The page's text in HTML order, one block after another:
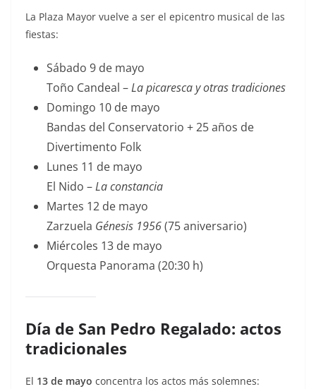
La Plaza Mayor vuelve a ser el epicentro musical de las
fiestas:
Sábado 9 de mayo
Toño Candeal –La picaresca y otras tradiciones
Domingo 10 de mayo
Bandas del Conservatorio + 25 años de
Divertimento Folk
Lunes 11 de mayo
El Nido –La constancia
Martes 12 de mayo
Zarzuela Génesis 1956(75 aniversario)
Miércoles 13 de mayo
Orquesta Panorama (20:30 h)
Día de San Pedro Regalado: actos
tradicionales
El 13 de mayo concentra los actos más solemnes: